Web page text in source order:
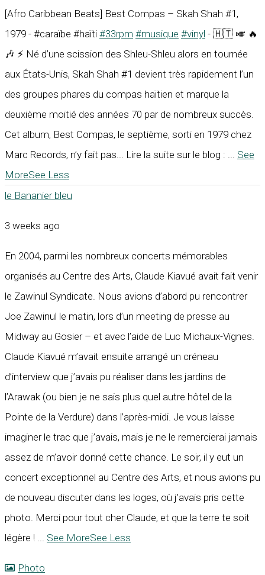
[Afro Caribbean Beats] Best Compas – Skah Shah #1,
1979 - #caraïbe #haïti #33rpm #musique #vinyl - 🇭🇹 🎺 🔥
🎶 ⚡ Né d’une scission des Shleu-Shleu alors en tournée
aux États-Unis, Skah Shah #1 devient très rapidement l’un
des groupes phares du compas haïtien et marque la
deuxième moitié des années 70 par de nombreux succès.
Cet album, Best Compas, le septième, sorti en 1979 chez
Marc Records, n’y fait pas... Lire la suite sur le blog : ... See
MoreSee Less
le Bananier bleu
3 weeks ago
En 2004, parmi les nombreux concerts mémorables
organisés au Centre des Arts, Claude Kiavué avait fait venir
le Zawinul Syndicate. Nous avions d’abord pu rencontrer
Joe Zawinul le matin, lors d’un meeting de presse au
Midway au Gosier – et avec l’aide de Luc Michaux-Vignes.
Claude Kiavué m’avait ensuite arrangé un créneau
d’interview que j’avais pu réaliser dans les jardins de
l’Arawak (ou bien je ne sais plus quel autre hôtel de la
Pointe de la Verdure) dans l’après-midi. Je vous laisse
imaginer le trac que j’avais, mais je ne le remercierai jamais
assez de m’avoir donné cette chance. Le soir, il y eut un
concert exceptionnel au Centre des Arts, et nous avions pu
de nouveau discuter dans les loges, où j’avais pris cette
photo. Merci pour tout cher Claude, et que la terre te soit
légère ! ... See MoreSee Less
Photo